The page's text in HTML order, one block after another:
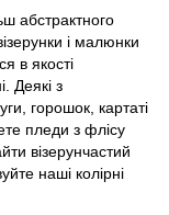
абстрактного
і малюнки
в якості
Деякі з
горошок, картаті
пледи з флісу
візерунчастий
наші колірні